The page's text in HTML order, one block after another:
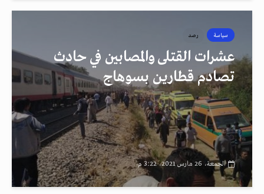
سياسة رصد
عشرات القتلى والمصابين في حادث
تصادم قطارين بسوهاج
الجمعة، 26 مارس 2021، 3:22 م